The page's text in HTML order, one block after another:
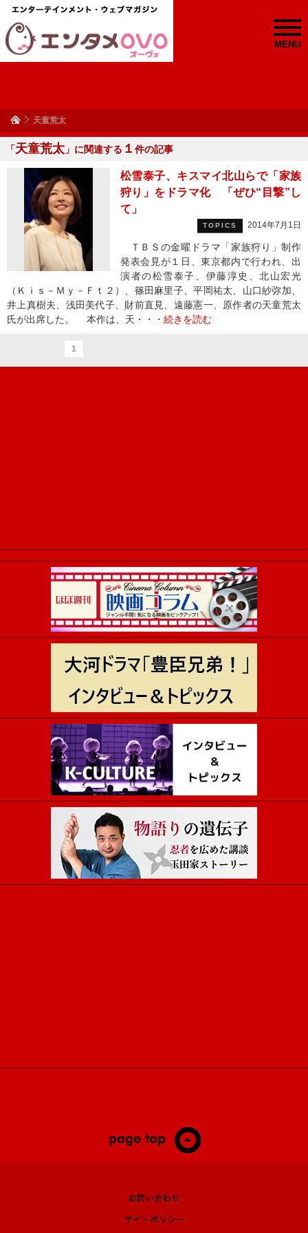
MENU
天童荒太
「天童荒太 」に関連する １ 件の記事
松雪泰子、キスマイ北山らで「家族
狩り」をドラマ化 「ぜひ“目撃”し
て」
TOPICS 2014年7月1日
ＴＢＳの金曜ドラマ「家族狩り」制作
発表会見が１日、東京都内で行われ、出
演者の松雪泰子、伊藤淳史、北山宏光
（Ｋｉｓ－Ｍｙ－Ｆｔ２）、篠田麻里子、平岡祐太、山口紗弥加、
井上真樹夫、浅田美代子、財前直見、遠藤憲一、原作者の天童荒太
氏が出席した。 本作は、天・・・ 続きを読む
1